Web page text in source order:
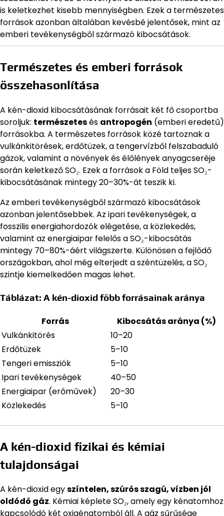
is keletkezhet kisebb mennyiségben. Ezek a természetes
források azonban általában kevésbé jelentősek, mint az
emberi tevékenységből származó kibocsátások.
Természetes és emberi források
összehasonlítása
A kén-dioxid kibocsátásának forrásait két fő csoportba
soroljuk: természetesés antropogén (emberi eredetű)
forrásokba. A természetes források közé tartoznak a
vulkánkitörések, erdőtüzek, a tengervízből felszabaduló
gázok, valamint a növények és élőlények anyagcseréje
során keletkező SO₂. Ezek a források a Föld teljes SO₂-
kibocsátásának mintegy 20–30%-át teszik ki.
Az emberi tevékenységből származó kibocsátások
azonban jelentősebbek. Az ipari tevékenységek, a
fosszilis energiahordozók elégetése, a közlekedés,
valamint az energiaipar felelős a SO₂-kibocsátás
mintegy 70–80%-áért világszerte. Különösen a fejlődő
országokban, ahol még elterjedt a széntüzelés, a SO₂
szintje kiemelkedően magas lehet.
Táblázat: A kén-dioxid főbb forrásainak aránya
Forrás
Kibocsátás aránya (%)
Vulkánkitörés
10–20
Erdőtüzek
5–10
Tengeri emissziók
5–10
Ipari tevékenységek
40–50
Energiaipar (erőművek)
20–30
Közlekedés
5–10
A kén-dioxid fizikai és kémiai
tulajdonságai
A kén-dioxid egyszíntelen, szúrós szagú, vízben jól
oldódó gáz. Kémiai képlete SO₂, amely egy kénatomhoz
kapcsolódó két oxigénatomból áll. A gáz sűrűsége